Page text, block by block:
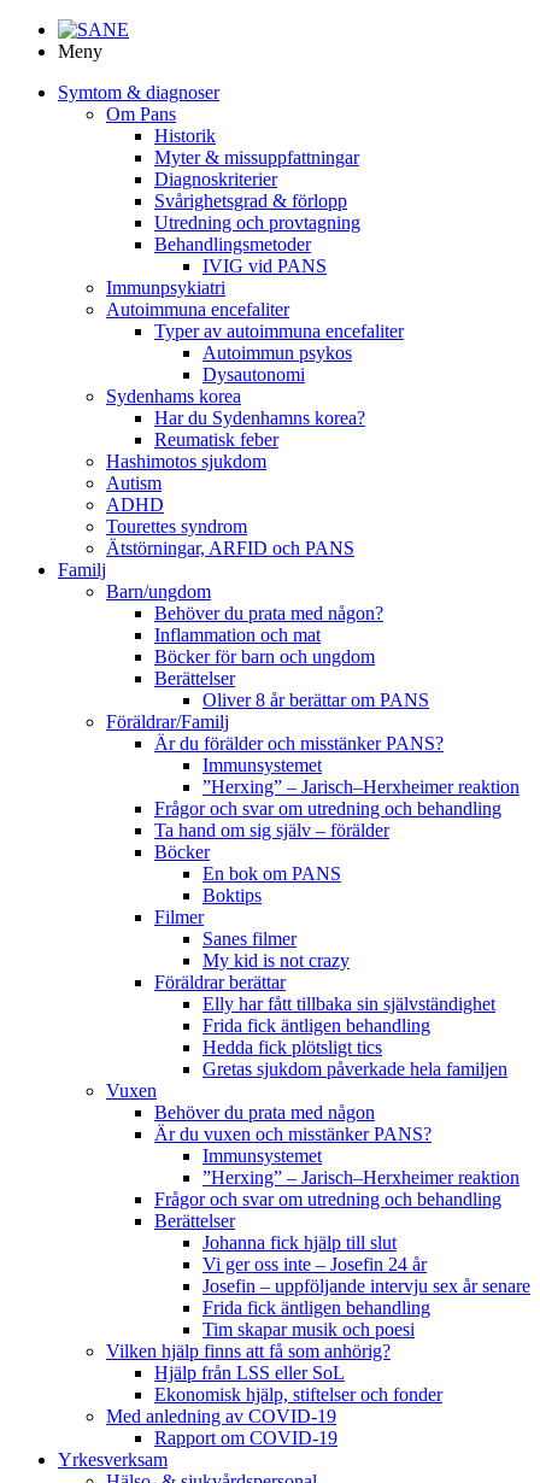
Meny
Symtom & diagnoser
Om Pans
Historik
Myter & missuppfattningar
Diagnoskriterier
Svårighetsgrad & förlopp
Utredning och provtagning
Behandlings­metoder
IVIG vid PANS
Immunpsykiatri
Autoimmuna encefaliter
Typer av autoimmuna encefaliter
Autoimmun psykos
Dysautonomi
Sydenhams korea
Har du Sydenhamns korea?
Reumatisk feber
Hashimotos sjukdom
Autism
ADHD
Tourettes syndrom
Ätstörningar, ARFID och PANS
Familj
Barn/ungdom
Behöver du prata med någon?
Inflammation och mat
Böcker för barn och ungdom
Berättelser
Oliver 8 år berättar om PANS
Föräldrar/Familj
Är du förälder och misstänker PANS?
Immunsystemet
”Herxing” – Jarisch–Herxheimer reaktion
Frågor och svar om utredning och behandling
Ta hand om sig själv – förälder
Böcker
En bok om PANS
Boktips
Filmer
Sanes filmer
My kid is not crazy
Föräldrar berättar
Elly har fått tillbaka sin självständighet
Frida fick äntligen behandling
Hedda fick plötsligt tics
Gretas sjukdom påverkade hela familjen
Vuxen
Behöver du prata med någon
Är du vuxen och misstänker PANS?
Immunsystemet
”Herxing” – Jarisch–Herxheimer reaktion
Frågor och svar om utredning och behandling
Berättelser
Johanna fick hjälp till slut
Vi ger oss inte – Josefin 24 år
Josefin – uppföljande intervju sex år senare
Frida fick äntligen behandling
Tim skapar musik och poesi
Vilken hjälp finns att få som anhörig?
Hjälp från LSS eller SoL
Ekonomisk hjälp, stiftelser och fonder
Med anledning av COVID-19
Rapport om COVID-19
Yrkesverksam